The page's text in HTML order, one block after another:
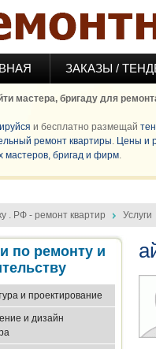
ЗАКАЗЫ /
мастера, бригаду для
и бесплатно размещай
ремонт квартиры. Цены и
мастеров, бригад и фирм.
. РФ - ремонт квартир Услуги
по ремонту и
и проектирование
и дизайн